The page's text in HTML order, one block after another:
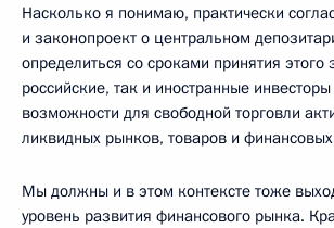
Насколько я понимаю, практически
и законопроект о центральном
определиться со сроками принятия этого
российские, так и иностранные
возможности для свободной торговли
ликвидных рынков, товаров и финансовых
Мы должны и в этом контексте тоже
уровень развития финансового рынка.